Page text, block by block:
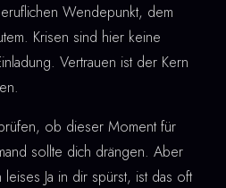
Wendepunkt, dem
Krisen sind hier keine
Vertrauen ist der Kern
ob dieser Moment für
sollte dich drängen. Aber
Ja in dir spürst, ist das oft